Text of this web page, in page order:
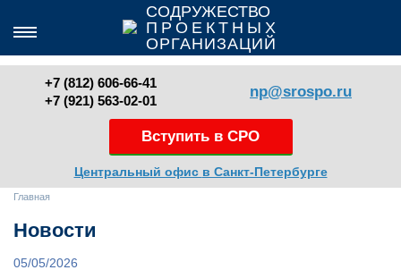
СОДРУЖЕСТВО
ПРОЕКТНЫХ
ОРГАНИЗАЦИЙ
+7 (812) 606-66-41
+7 (921) 563-02-01
np@srospo.ru
Вступить в СРО
Центральный офис в Санкт-Петербурге
Главная
Новости
05/05/2026